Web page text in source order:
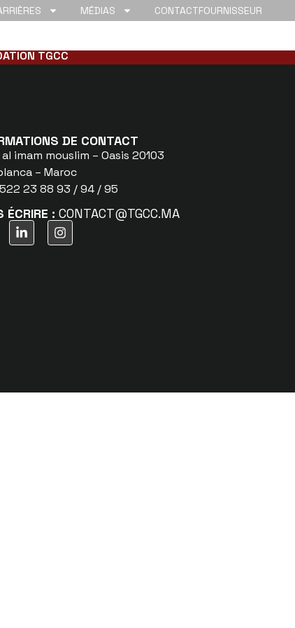
MÉDIAS CONTACTFOURNISSEUR
TGCC
DE CONTACT
imam mouslim – Oasis 20103
– Maroc
23 88 93 / 94 / 95
ÉCRIRE : CONTACT@TGCC.MA